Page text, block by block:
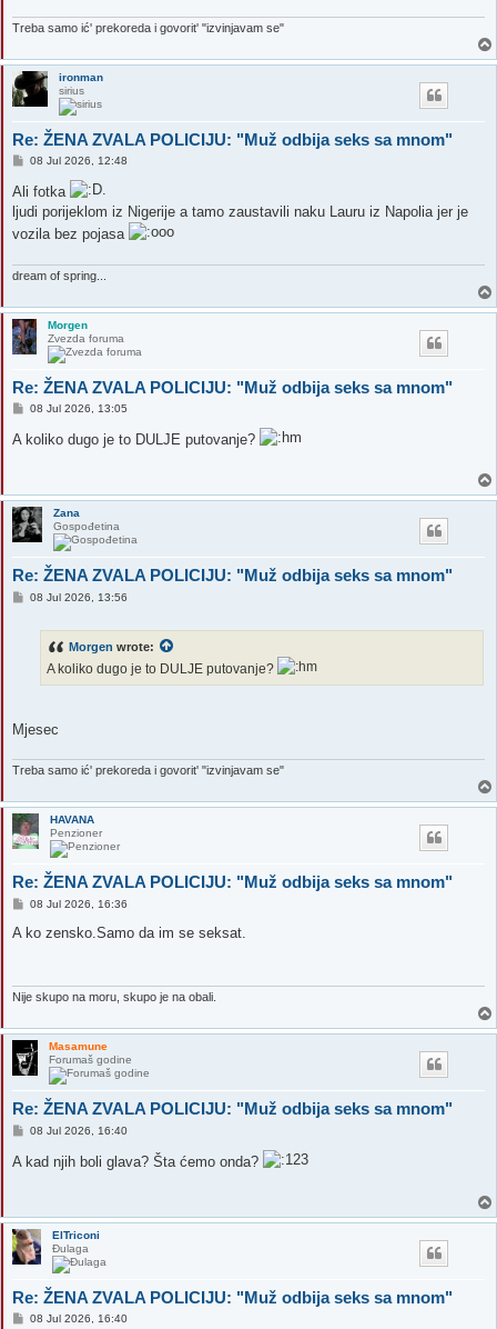
Treba samo ić' prekoreda i govorit' "izvinjavam se"
ironman
sirius
Re: ŽENA ZVALA POLICIJU: "Muž odbija seks sa mnom"
P
s
t
08 Jul 2026, 12:48
Ali fotka
ljudi porijeklom iz Nigerije a tamo zaustavili naku Lauru iz Napolia jer je
vozila bez pojasa
dream of spring...
Morgen
Zvezda foruma
Re: ŽENA ZVALA POLICIJU: "Muž odbija seks sa mnom"
P
s
t
08 Jul 2026, 13:05
A koliko dugo je to DULJE putovanje?
Zana
Gospođetina
Re: ŽENA ZVALA POLICIJU: "Muž odbija seks sa mnom"
P08 Jul 2026, 13:56
Morgen wrote:
A koliko dugo je to DULJE putovanje?
Mjesec
Treba samo ić' prekoreda i govorit' "izvinjavam se"
HAVANA
Penzioner
Re: ŽENA ZVALA POLICIJU: "Muž odbija seks sa mnom"
P
s
08 Jul 2026, 16:36
A ko zensko.Samo da im se seksat.
Nije skupo na moru, skupo je na obali.
Masamune
Forumaš godine
Re: ŽENA ZVALA POLICIJU: "Muž odbija seks sa mnom"
P
s
t
08 Jul 2026, 16:40
A kad njih boli glava? Šta ćemo onda?
ElTriconi
Đulaga
Re: ŽENA ZVALA POLICIJU: "Muž odbija seks sa mnom"
P08 Jul 2026, 16:40